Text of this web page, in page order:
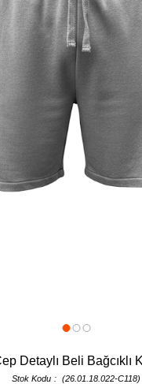
Detaylı Beli Bağcıklı
Stok Kodu (26.01.18.022-C118)